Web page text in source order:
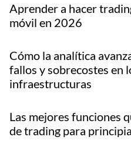
Aprender a hacer
móvil en 2026
Cómo la analítica
fallos y sobrecostes en
infraestructuras
Las mejores funciones
de trading para